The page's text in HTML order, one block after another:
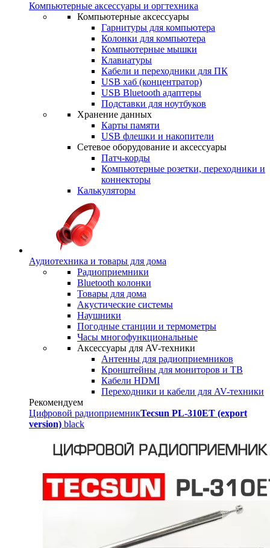
Компьютерные аксессуары и оргтехника
Компьютерные аксессуары
Гарнитуры для компьютера
Колонки для компьютера
Компьютерные мышки
Клавиатуры
Кабели и переходники для ПК
USB хаб (концентратор)
USB Bluetooth адаптеры
Подставки для ноутбуков
Хранение данных
Карты памяти
USB флешки и накопители
Сетевое оборудование и аксессуары
Патч-корды
Компьютерные розетки, переходники и
коннекторы
Калькуляторы
Аудиотехника и товары для дома
Радиоприемники
Bluetooth колонки
Товары для дома
Акустические системы
Наушники
Погодные станции и термометры
Часы многофункциональные
Аксессуары для AV-техники
Антенны для радиоприемников
Кронштейны для мониторов и ТВ
Кабели HDMI
Переходники и кабели для AV-техники
Рекомендуем
Цифровой радиоприемникTecsun PL-310ET (export
version) black